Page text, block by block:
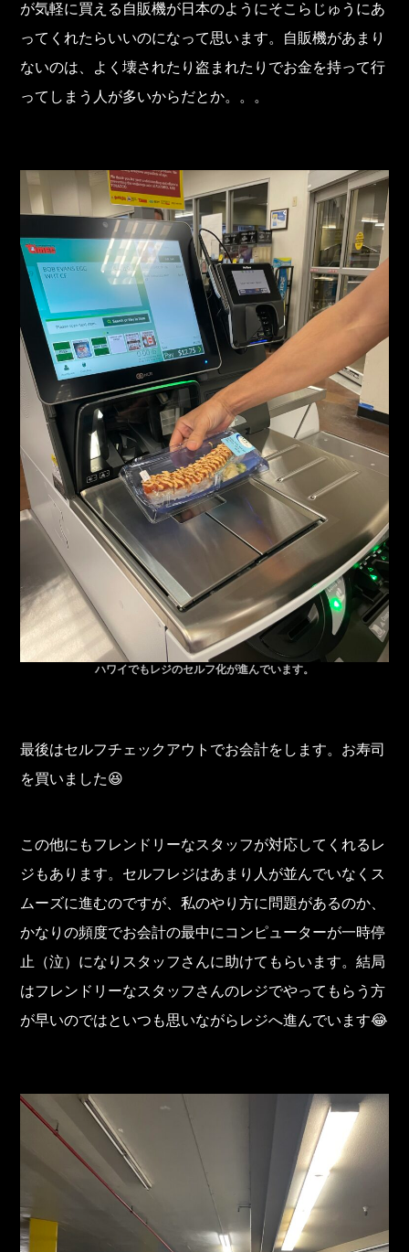
が気軽に買える自販機が日本のようにそこらじゅうにあ
ってくれたらいいのになって思います。自販機があまり
ないのは、よく壊されたり盗まれたりでお金を持って行
ってしまう人が多いからだとか。。。
ハワイでもレジのセルフ化が進んでいます。
最後はセルフチェックアウトでお会計をします。お寿司
を買いました😆
この他にもフレンドリーなスタッフが対応してくれるレ
ジもあります。セルフレジはあまり人が並んでいなくス
ムーズに進むのですが、私のやり方に問題があるのか、
かなりの頻度でお会計の最中にコンピューターが一時停
止（泣）になりスタッフさんに助けてもらいます。結局
はフレンドリーなスタッフさんのレジでやってもらう方
が早いのではといつも思いながらレジへ進んでいます😂